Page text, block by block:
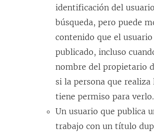
identificación del
búsqueda, pero puede
contenido que el usuario
publicado, incluso
nombre del propietario
si la persona que realiza
tiene permiso para verlo.
Un usuario que publica
trabajo con un título